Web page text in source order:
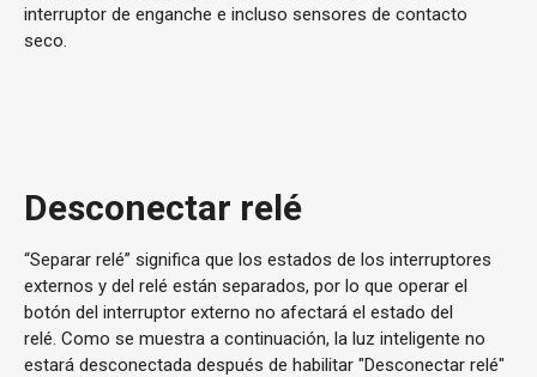
interruptor de enganche e incluso sensores de contacto
seco.
Desconectar relé
“Separar relé” significa que los estados de los interruptores
externos y del relé están separados, por lo que operar el
botón del interruptor externo no afectará el estado del
relé. Como se muestra a continuación, la luz inteligente no
estará desconectada después de habilitar "Desconectar relé"